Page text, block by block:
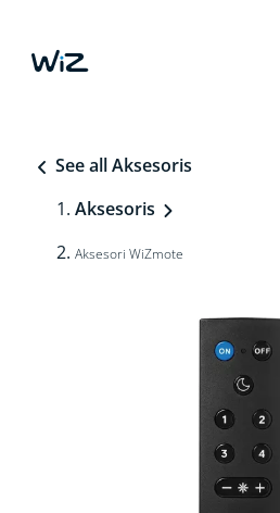
See all Aksesoris
Aksesoris
Aksesori WiZmote